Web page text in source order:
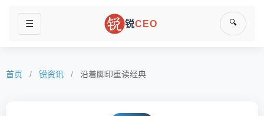
☰ 锐CEO 🔍
首页 / 锐资讯 / 沿着脚印重读经典